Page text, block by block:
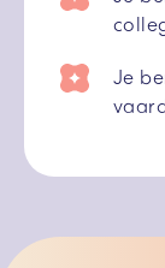
Je